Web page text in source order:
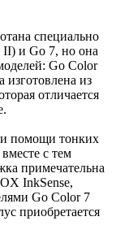
специально
и Go 7, но она
Go Color
изготовлена из
отличается
помощи тонких
с тем
примечательна
InkSense,
Go Color 7
приобретается